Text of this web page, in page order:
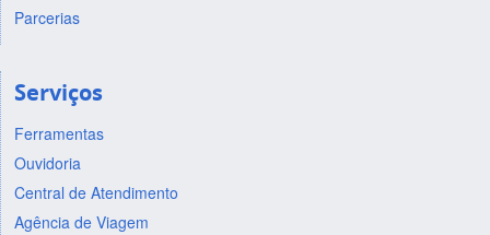
Parcerias
Serviços
Ferramentas
Ouvidoria
Central de Atendimento
Agência de Viagem